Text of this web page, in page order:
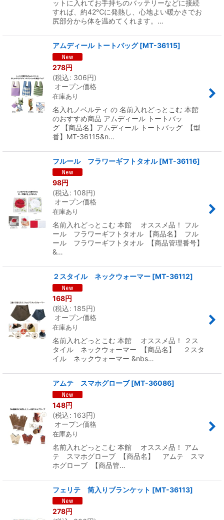
ットに入れてお手持ちのバッテリーなどに接続
すれば、約42℃に発熱し、心地よい暖かさでお
尻部分から体を温めてくれます。…
アムディール トートバッグ [MT-36115]
278円
(税込: 306円)
オープン価格
在庫あり
名入れノベルティ の 名前入れどっとこむ 本館
のおすすめ商品 アムディール トートバッ
グ 【商品名】アムディール トートバッグ 【型
番】MT-36115&n…
フルール フラワーギフトタオル [MT-36116]
98円
(税込: 108円)
オープン価格
在庫あり
名前入れどっとこむ 本館 オススメ品！ フル
ール フラワーギフトタオル 【商品名】 フル
ール フラワーギフトタオル 【商品管理番号】
&…
２スタイル ネックウォーマー [MT-36112]
168円
(税込: 185円)
オープン価格
在庫あり
名前入れどっとこむ 本館 オススメ品！ ２ス
タイル ネックウォーマー 【商品名】 ２スタ
イル ネックウォーマー &nbs…
アムテ スマホグローブ [MT-36086]
148円
(税込: 163円)
オープン価格
在庫あり
名前入れどっとこむ 本館 オススメ品！ アム
テ スマホグローブ 【商品名】 アムテ スマ
ホグローブ 【商品管…
フェリテ 筒入りブランケット [MT-36113]
278円